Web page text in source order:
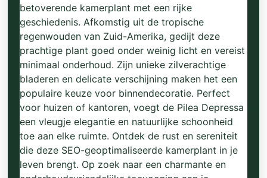
betoverende kamerplant met een rijke
geschiedenis. Afkomstig uit de tropische
regenwouden van Zuid-Amerika, gedijt deze
prachtige plant goed onder weinig licht en vereist
minimaal onderhoud. Zijn unieke zilverachtige
bladeren en delicate verschijning maken het een
populaire keuze voor binnendecoratie. Perfect
voor huizen of kantoren, voegt de Pilea Depressa
een vleugje elegantie en natuurlijke schoonheid
toe aan elke ruimte. Ontdek de rust en sereniteit
die deze SEO-geoptimaliseerde kamerplant in je
leven brengt. Op zoek naar een charmante en